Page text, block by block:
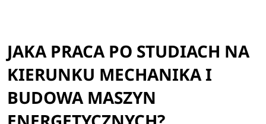
JAKA PRACA PO STUDIACH NA
KIERUNKU MECHANIKA I
BUDOWA MASZYN